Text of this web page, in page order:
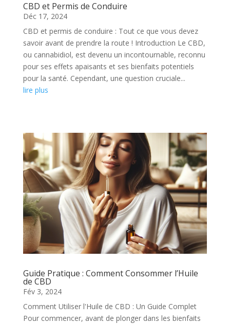
CBD et Permis de Conduire
Déc 17, 2024
CBD et permis de conduire : Tout ce que vous devez
savoir avant de prendre la route ! Introduction Le CBD,
ou cannabidiol, est devenu un incontournable, reconnu
pour ses effets apaisants et ses bienfaits potentiels
pour la santé. Cependant, une question cruciale...
lire plus
Guide Pratique : Comment Consommer l’Huile
de CBD
Fév 3, 2024
Comment Utiliser l'Huile de CBD : Un Guide Complet
Pour commencer, avant de plonger dans les bienfaits